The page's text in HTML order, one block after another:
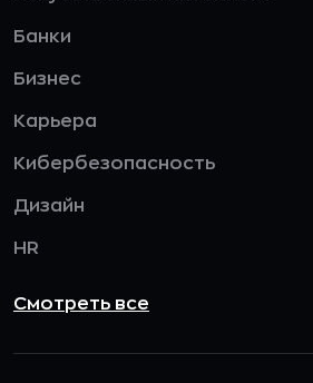
Банки
Бизнес
Карьера
Кибербезопасность
Дизайн
HR
Смотреть все